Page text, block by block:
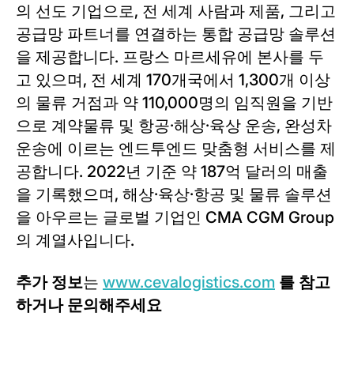
의 선도 기업으로, 전 세계 사람과 제품, 그리고
공급망 파트너를 연결하는 통합 공급망 솔루션
을 제공합니다. 프랑스 마르세유에 본사를 두
고 있으며, 전 세계 170개국에서 1,300개 이상
의 물류 거점과 약 110,000명의 임직원을 기반
으로 계약물류 및 항공·해상·육상 운송, 완성차
운송에 이르는 엔드투엔드 맞춤형 서비스를 제
공합니다. 2022년 기준 약 187억 달러의 매출
을 기록했으며, 해상·육상·항공 및 물류 솔루션
을 아우르는 글로벌 기업인 CMA CGM Group
의 계열사입니다.
추가 정보는 www.cevalogistics.com 를 참고
하거나 문의해주세요